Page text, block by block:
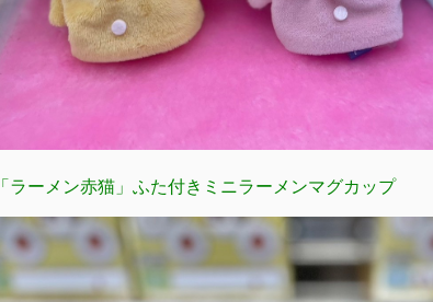
「ラーメン赤猫」ふた付きミニラーメンマグカップ